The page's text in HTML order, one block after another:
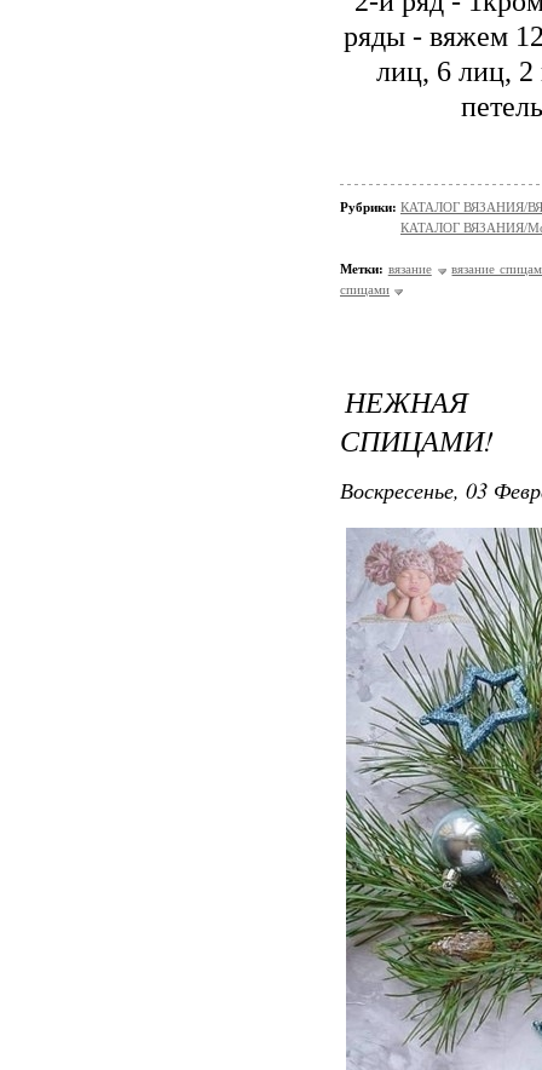
ряды - вяжем
лиц, 6 лиц, 2
Рубрики: КАТАЛОГ ВЯЗАНИЯ/
КАТАЛОГ ВЯЗАНИЯ/
Метки: вязание
вязание
спицами
НЕЖНАЯ
СПИЦАМИ!
Воскресенье, 03